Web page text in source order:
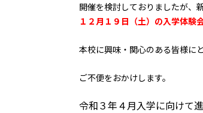
開催を検討しておりましたが、
１２月１９日（土）の入学体験
本校に興味・関心のある皆様に
ご不便をおかけします。
令和３年４月入学に向けて